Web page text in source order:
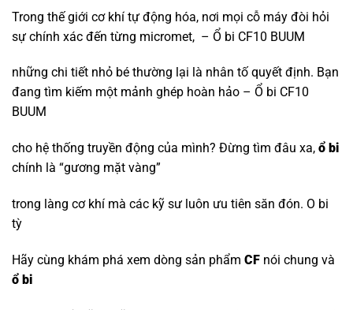
Trong thế giới cơ khí tự động hóa, nơi mọi cỗ máy đòi hỏi
sự chính xác đến từng micromet, – Ổ bi CF10 BUUM
những chi tiết nhỏ bé thường lại là nhân tố quyết định. Bạn
đang tìm kiếm một mảnh ghép hoàn hảo – Ổ bi CF10
BUUM
cho hệ thống truyền động của mình? Đừng tìm đâu xa, ổ bi
chính là “gương mặt vàng”
trong làng cơ khí mà các kỹ sư luôn ưu tiên săn đón. O bi
tỳ
Hãy cùng khám phá xem dòng sản phẩm CF nói chung và
ổ bi